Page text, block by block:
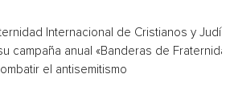
Internacional de Cristianos y
campaña anual «Banderas de
el antisemitismo